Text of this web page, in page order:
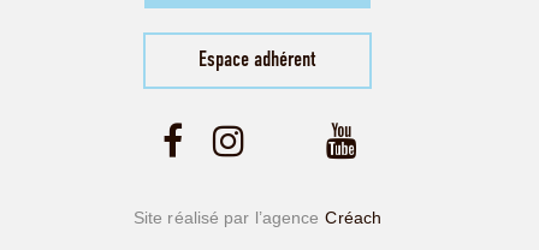
Espace adhérent
Site réalisé par l’agence Créach